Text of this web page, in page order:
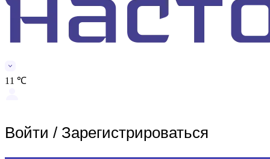
11 ℃
Войти / Зарегистрироваться